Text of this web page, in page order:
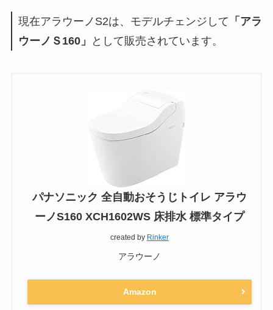
現在アラウーノS2は、モデルチェンジして 「アラ
ウーノＳ160」
として販売されています。
パナソニック 全自動おそうじトイレ アラウ
ーノS160 XCH1602WS 床排水 標準タイプ
created by Rinker
アラウーノ
Amazon